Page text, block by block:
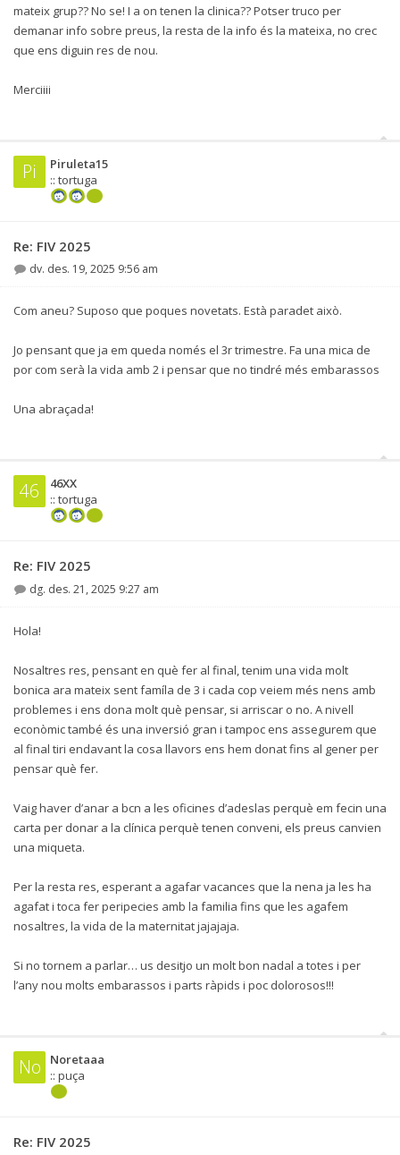
mateix grup?? No se! I a on tenen la clinica?? Potser truco per
demanar info sobre preus, la resta de la info és la mateixa, no crec
que ens diguin res de nou.
Merciiii
Pi
Piruleta15
:: tortuga
Re: FIV 2025
dv. des. 19, 2025 9:56 am
Com aneu? Suposo que poques novetats. Està paradet això.
Jo pensant que ja em queda només el 3r trimestre. Fa una mica de
por com serà la vida amb 2 i pensar que no tindré més embarassos
Una abraçada!
46
46XX
:: tortuga
Re: FIV 2025
dg. des. 21, 2025 9:27 am
Hola!
Nosaltres res, pensant en què fer al final, tenim una vida molt
bonica ara mateix sent famíla de 3 i cada cop veiem més nens amb
problemes i ens dona molt què pensar, si arriscar o no. A nivell
econòmic també és una inversió gran i tampoc ens assegurem que
al final tiri endavant la cosa llavors ens hem donat fins al gener per
pensar què fer.
Vaig haver d’anar a bcn a les oficines d’adeslas perquè em fecin una
carta per donar a la clínica perquè tenen conveni, els preus canvien
una miqueta.
Per la resta res, esperant a agafar vacances que la nena ja les ha
agafat i toca fer peripecies amb la familia fins que les agafem
nosaltres, la vida de la maternitat jajajaja.
Si no tornem a parlar… us desitjo un molt bon nadal a totes i per
l’any nou molts embarassos i parts ràpids i poc dolorosos!!!
No
Noretaaa
:: puça
Re: FIV 2025